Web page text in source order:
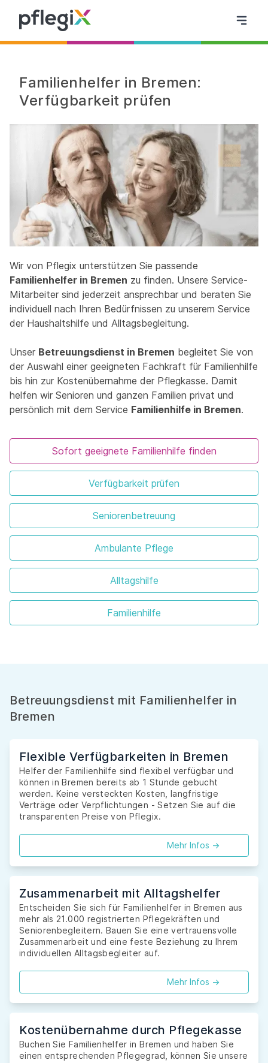
Familienhelfer in Bremen:
Verfügbarkeit prüfen
Wir von Pflegix unterstützen Sie passende
Familienhelfer in Bremen zu finden. Unsere Service-
Mitarbeiter sind jederzeit ansprechbar und beraten Sie
individuell nach Ihren Bedürfnissen zu unserem Service
der Haushaltshilfe und Alltagsbegleitung.
Unser Betreuungsdienst in Bremen begleitet Sie von
der Auswahl einer geeigneten Fachkraft für Familienhilfe
bis hin zur Kostenübernahme der Pflegkasse. Damit
helfen wir Senioren und ganzen Familien privat und
persönlich mit dem Service Familienhilfe in Bremen.
Sofort geeignete Familienhilfe finden
Verfügbarkeit prüfen
Seniorenbetreuung
Ambulante Pflege
Alltagshilfe
Familienhilfe
Betreuungsdienst mit Familienhelfer in
Bremen
Flexible Verfügbarkeiten in Bremen
Helfer der Familienhilfe sind flexibel verfügbar und
können in Bremen bereits ab 1 Stunde gebucht
werden. Keine versteckten Kosten, langfristige
Verträge oder Verpflichtungen - Setzen Sie auf die
transparenten Preise von Pflegix.
Mehr Infos ->
Zusammenarbeit mit Alltagshelfer
Entscheiden Sie sich für Familienhelfer in Bremen aus
mehr als 21.000 registrierten Pflegekräften und
Seniorenbegleitern. Bauen Sie eine vertrauensvolle
Zusammenarbeit und eine feste Beziehung zu Ihrem
individuellen Alltagsbegleiter auf.
Mehr Infos ->
Kostenübernahme durch Pflegekasse
Buchen Sie Familienhelfer in Bremen und haben Sie
einen entsprechenden Pflegegrad, können Sie unsere